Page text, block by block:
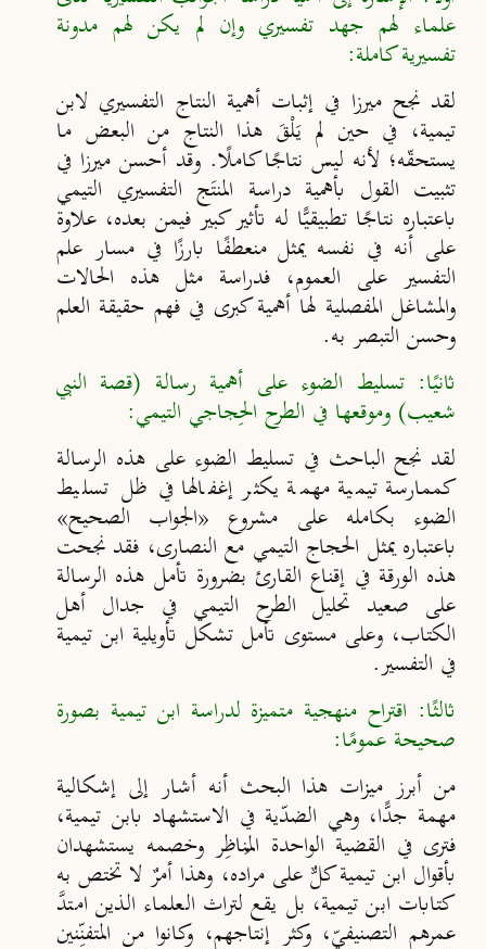
علماء لهم جهد تفسيري وإن لم يكن لهم مدونة
تفسيرية كاملة:
لقد نجح ميرزا في إثبات أهمية النتاج التفسيري لابن
تيمية، في حين لم يَلْقَ هذا النتاج من البعض ما
يستحقّه؛ لأنه ليس نتاجًا كاملًا. وقد أحسن ميرزا في
تثبيت القول بأهمية دراسة المنتَج التفسيري التيمي
باعتباره نتاجًا تطبيقيًّا له تأثير كبير فيمن بعده، علاوة
على أنه في نفسه يمثل منعطفًا بارزًا في مسار علم
التفسير على العموم، فدراسة مثل هذه الحالات
والمشاغل المفصلية لها أهمية كبرى في فهم حقيقة العلم
وحسن التبصر به.
ثانيًا: تسليط الضوء على أهمية رسالة (قصة النبي
شعيب) وموقعها في الطرح الحِجاجي التيمي:
لقد نجح الباحث في تسليط الضوء على هذه الرسالة
كممارسة تيمية مهمة يكثر إغفالها في ظل تسليط
الضوء بكامله على مشروع «الجواب الصحيح»
باعتباره يمثل الحجاج التيمي مع النصارى، فقد نجحت
هذه الورقة في إقناع القارئ بضرورة تأمل هذه الرسالة
على صعيد تحليل الطرح التيمي في جدال أهل
الكتاب، وعلى مستوى تأمل تشكل تأويلية ابن تيمية
في التفسير.
ثالثًا: اقتراح منهجية متميزة لدراسة ابن تيمية بصورة
صحيحة عمومًا:
من أبرز ميزات هذا البحث أنه أشار إلى إشكالية
مهمة جدًّا، وهي الضدّية في الاستشهاد بابن تيمية،
فترى في القضية الواحدة المُناظِر وخصمه يستشهدان
بأقوال ابن تيمية كلٌّ على مراده، وهذا أمرٌ لا تختص به
كتابات ابن تيمية، بل يقع لتراث العلماء الذين امتدَّ
عمرهم التصنيفيّ، وكثر إنتاجهم، وكانوا من المتفنِّنين